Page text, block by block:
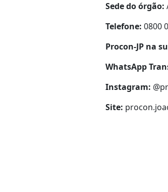
Sede do órgão:
Telefone: 0800
Procon-JP na
WhatsApp
Instagram:
Site: